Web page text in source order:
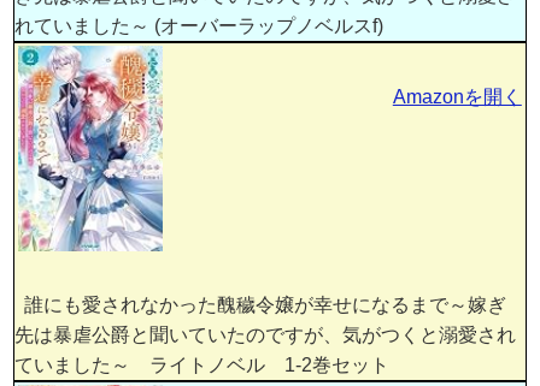
れていました～ (オーバーラップノベルスf)
誰にも愛されなかった醜穢令嬢が幸せになるまで～嫁ぎ
先は暴虐公爵と聞いていたのですが、気がつくと溺愛され
ていました～ ライトノベル 1-2巻セット
Amazonを開く